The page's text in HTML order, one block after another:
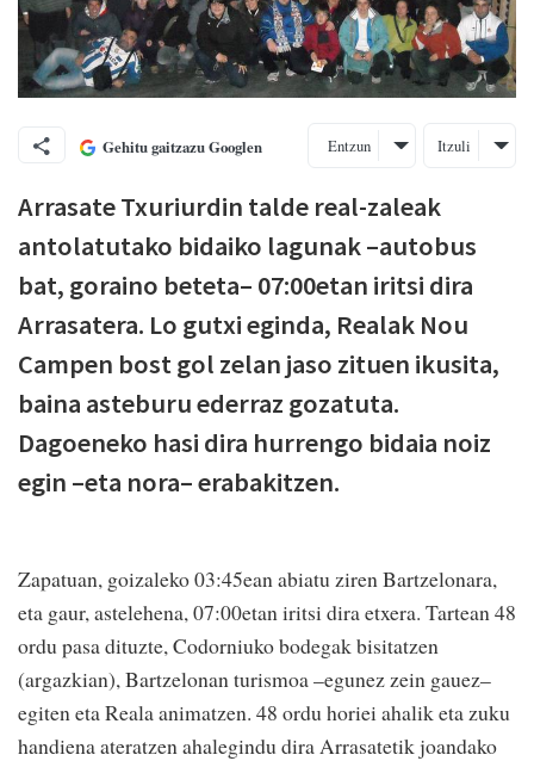
Gehitu gaitzazu Googlen Entzun Itzuli
Arrasate Txuriurdin talde real-zaleak
antolatutako bidaiko lagunak –autobus
bat, goraino beteta– 07:00etan iritsi dira
Arrasatera. Lo gutxi eginda, Realak Nou
Campen bost gol zelan jaso zituen ikusita,
baina asteburu ederraz gozatuta.
Dagoeneko hasi dira hurrengo bidaia noiz
egin –eta nora– erabakitzen.
Zapatuan, goizaleko 03:45ean abiatu ziren Bartzelonara,
eta gaur, astelehena, 07:00etan iritsi dira etxera. Tartean 48
ordu pasa dituzte, Codorniuko bodegak bisitatzen
(argazkian), Bartzelonan turismoa –egunez zein gauez–
egiten eta Reala animatzen. 48 ordu horiei ahalik eta zuku
handiena ateratzen ahalegindu dira Arrasatetik joandako